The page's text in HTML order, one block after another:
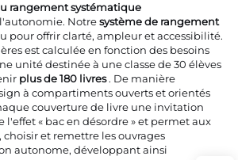
rangement systématique
Notresystème de rangement
pour offrir clarté, ampleur et accessibilité.
est calculée en fonction des besoins
unité destinée à une classe de 30 élèves
plus de 180 livres. De manière
à compartiments ouverts et orientés
couverture de livre une invitation
l'effet « bac en désordre » et permet aux
et remettre les ouvrages
autonome, développant ainsi